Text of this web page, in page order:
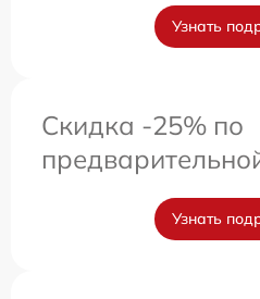
Узнать
Скидка -25% по
Узнать